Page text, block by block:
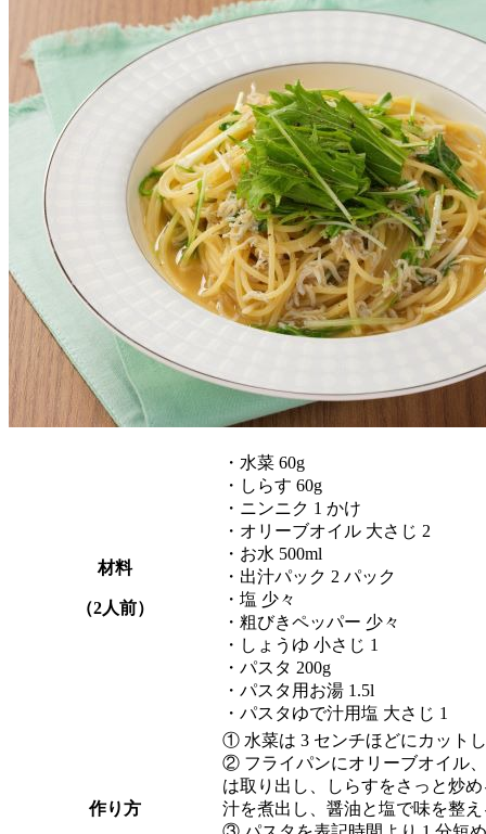
材料
（2人前）
・水菜 60g
・しらす 60g
・ニンニク 1 かけ
・オリーブオイル 大さじ 2
・お水 500ml
・出汁パック 2 パック
・塩 少々
・粗びきペッパー 少々
・しょうゆ 小さじ 1
・パスタ 200g
・パスタ用お湯 1.5l
・パスタゆで汁用塩 大さじ 1
作り方
① 水菜は 3 センチほどにカット
② フライパンにオリーブオイル
は取り出し、しらすをさっと炒
汁を煮出し、醤油と塩で味を整